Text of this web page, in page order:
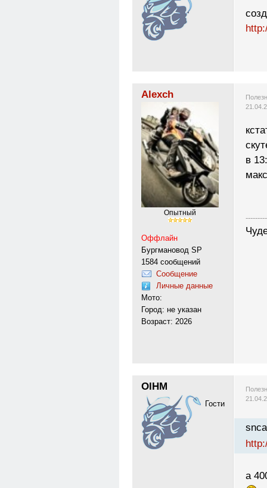
Alexch
Опытный
Оффлайн
Бургмановод SP
1584 сообщений
Сообщение
Личные данные
Мото:
Город: не указан
Возраст: 2026
в
OlHM
Гости
а